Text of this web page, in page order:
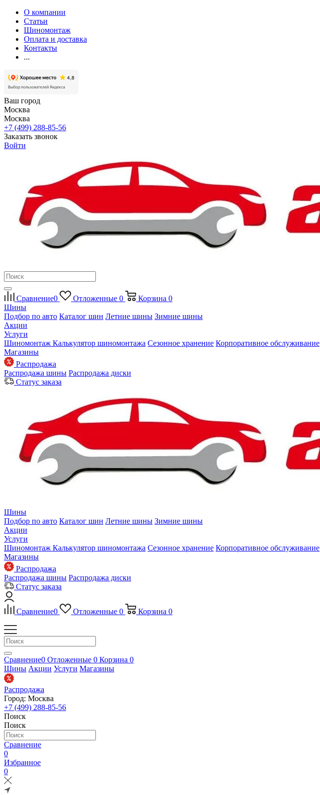
О компании
Статьи
Шиномонтаж
Оплата и доставка
Контакты
...
Ваш город
Москва
Москва
+7 (499) 288-85-56
Заказать звонок
Войти
Сравнение0 Отложенные 0 Корзина 0
Шины
Подбор по авто Каталог шин Летние шины Зимние шины
Акции
Услуги
Шиномонтаж Калькулятор шиномонтажа Сезонное хранение Корпоративное обслуживание
Магазины
Распродажа
Распродажа шины Распродажа диски
Статус заказа
Шины
Подбор по авто Каталог шин Летние шины Зимние шины
Акции
Услуги
Шиномонтаж Калькулятор шиномонтажа Сезонное хранение Корпоративное обслуживание
Магазины
Распродажа
Распродажа шины Распродажа диски
Статус заказа
Сравнение0 Отложенные 0 Корзина 0
Сравнение0 Отложенные 0 Корзина 0
Шины Акции Услуги Магазины
Распродажа
Город: Москва
+7 (499) 288-85-56
Поиск
Поиск
Сравнение
0
Избранное
0